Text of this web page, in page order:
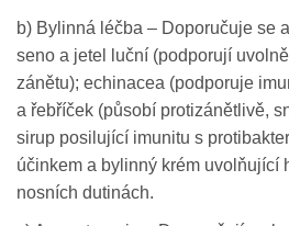
b) Bylinná léčba – Doporučuje se
seno a jetel luční (podporují
zánětu); echinacea (podporuje
a řebříček (působí protizánětlivě,
sirup posilující imunitu s
účinkem a bylinný krém uvolňující
nosních dutinách.